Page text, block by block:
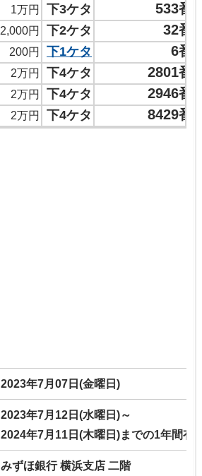
1万円 下3ケタ 533番
2,000円 下2ケタ 32番
200円 下1ケタ 6番
2万円 下4ケタ 2801番
2万円 下4ケタ 2946番
2万円 下4ケタ 8429番
2023年7月07日(金曜日)
2023年7月12日(水曜日)～
2024年7月11日(木曜日)までの1年間有
みずほ銀行 横浜支店 二階